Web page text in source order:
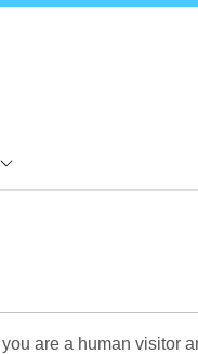
are a human visitor